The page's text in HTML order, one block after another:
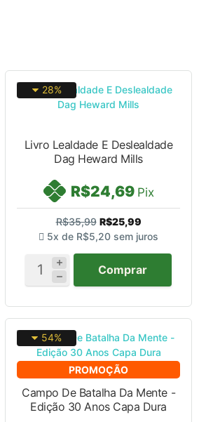
28%
Livro Lealdade E Deslealdade
Dag Heward Mills
R$24,69 Pix
R$35,99 R$25,99
5x de R$5,20 sem juros
Comprar
PROMOÇÃO
54%
Campo De Batalha Da Mente -
Edição 30 Anos Capa Dura